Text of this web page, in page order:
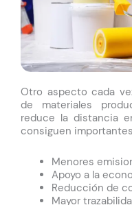
Otro aspecto cada
de materiales
reduce la distancia
consiguen
Menores
Apoyo a la
Reducción de
Mayor